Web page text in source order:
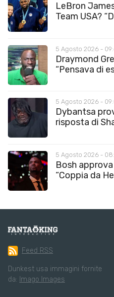
LeBron
Team USA?
5 Agosto 2026 -
Draymond
“Pensava di
5 Agosto 2026 -
Dybantsa
risposta di
5 Agosto 2026 -
Bosh
“Coppia da
Feed RSS
Dunkest usa immagini fornite
da: Imago Images